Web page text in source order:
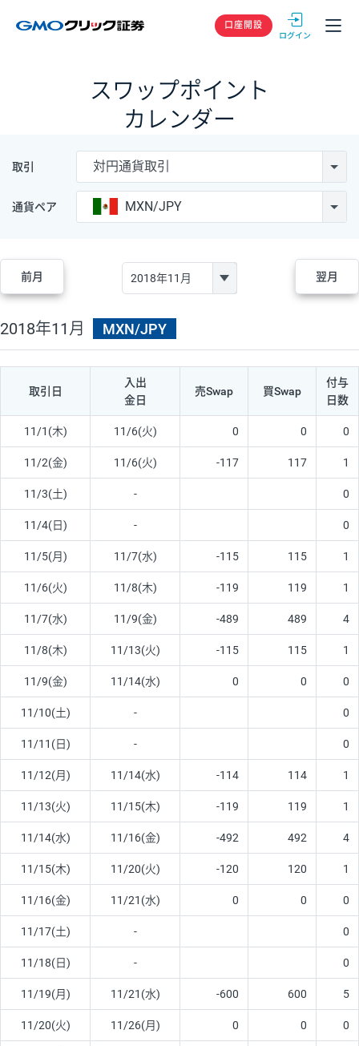
GMOクリック
口座開設
スワップポイント
カレンダー
取引 対円通貨取引
通貨ペア MXN/JPY
前月 翌月
2018年11月 MXN/JPY
取引日
入出
金日
売Swap 買Swap
付与
日数
11/1(木) 11/6(火) 0 0 0
11/2(金) 11/6(火) -117 117 1
11/3(土) - 0
11/4(日) - 0
11/5(月) 11/7(水) -115 115 1
11/6(火) 11/8(木) -119 119 1
11/7(水) 11/9(金) -489 489 4
11/8(木) 11/13(火) -115 115 1
11/9(金) 11/14(水) 0 0 0
11/10(土) - 0
11/11(日) - 0
11/12(月) 11/14(水) -114 114 1
11/13(火) 11/15(木) -119 119 1
11/14(水) 11/16(金) -492 492 4
11/15(木) 11/20(火) -120 120 1
11/16(金) 11/21(水) 0 0 0
11/17(土) - 0
11/18(日) - 0
11/19(月) 11/21(水) -600 600 5
11/20(火) 11/26(月) 0 0 0